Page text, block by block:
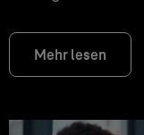
Mehr lesen